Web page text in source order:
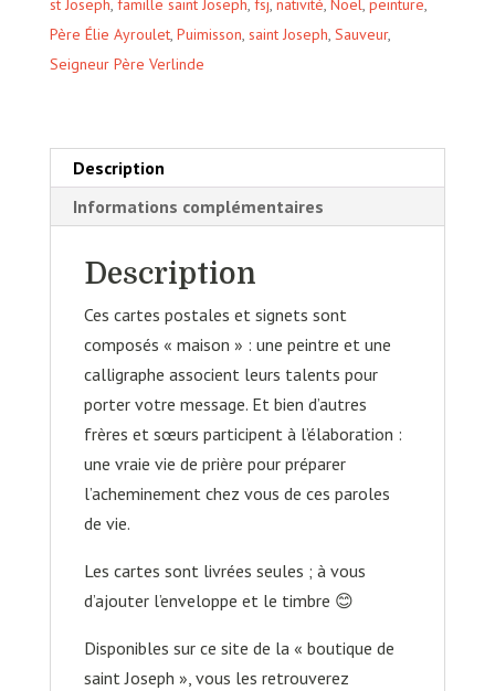
st Joseph, famille saint Joseph, fsj, nativité, Noël, peinture,
Père Élie Ayroulet, Puimisson, saint Joseph, Sauveur,
Seigneur Père Verlinde
Description
Informations complémentaires
Description
Ces cartes postales et signets sont
composés « maison » : une peintre et une
calligraphe associent leurs talents pour
porter votre message. Et bien d’autres
frères et sœurs participent à l’élaboration :
une vraie vie de prière pour préparer
l’acheminement chez vous de ces paroles
de vie.
Les cartes sont livrées seules ; à vous
d’ajouter l’enveloppe et le timbre 😊
Disponibles sur ce site de la « boutique de
saint Joseph », vous les retrouverez